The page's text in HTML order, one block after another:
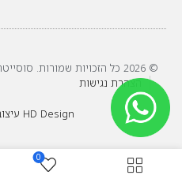
© 2026 כל הזכויות שמורות. סוסייטה אופטיקס בע"מ - דרור פלסט
הצהרת נגישות
HD Design עיצוב ובניית אתרים
0